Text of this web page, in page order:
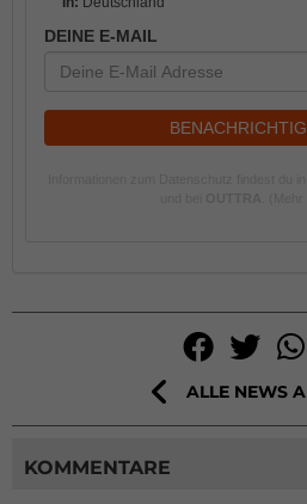
DEINE E-MAIL
ALLE NEWS
KOMMENTARE